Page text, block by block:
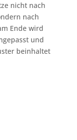
nicht nach
nach
Ende wird
und
beinhaltet